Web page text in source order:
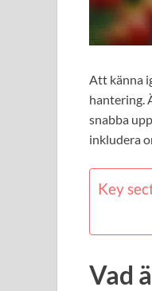
Att känna
hantering.
snabba
inkludera
Key
Vad